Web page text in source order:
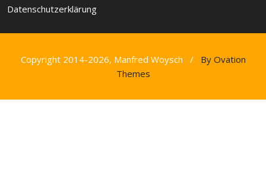
Datenschutzerklärung
Copyright 2014-2026, Manfred Woysch /
By Ovation
Themes